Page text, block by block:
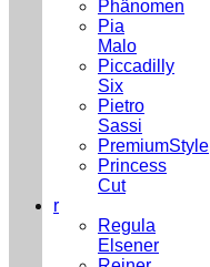
Phänomen
Pia
Malo
Piccadilly
Six
Pietro
Sassi
PremiumStyle
Princess
Cut
r
Regula
Elsener